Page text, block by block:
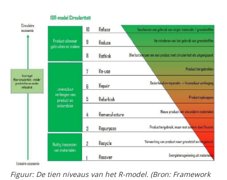
Figuur: De tien niveaus van het R-model. (Bron: Framework